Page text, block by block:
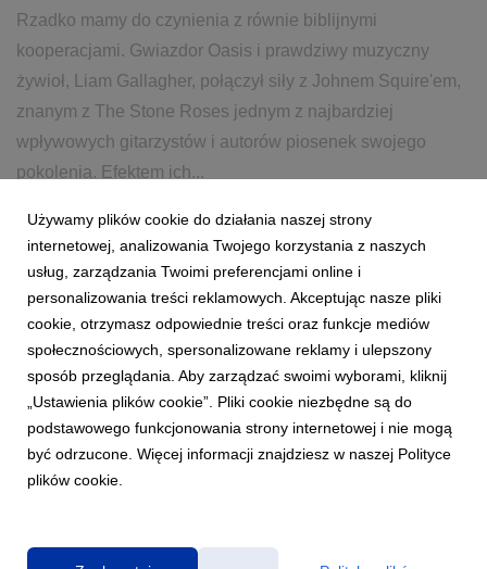
Rzadko mamy do czynienia z równie biblijnymi
kooperacjami. Gwiazdor Oasis i prawdziwy muzyczny
żywioł, Liam Gallagher, połączył siły z Johnem Squire'em,
znanym z The Stone Roses jednym z najbardziej
wpływowych gitarzystów i autorów piosenek swojego
pokolenia. Efektem ich...
5 stycznia 2024 czytaj więcej...
LIAM GALLAGHER JOHN SQUIRE
JUST ANOTHER RAINBOW
Polityka prywatności
Używamy plików cookie do działania naszej strony
internetowej, analizowania Twojego korzystania z naszych
usług, zarządzania Twoimi preferencjami online i
personalizowania treści reklamowych. Akceptując nasze pliki
cookie, otrzymasz odpowiednie treści oraz funkcje mediów
społecznościowych, spersonalizowane reklamy i ulepszony
sposób przeglądania. Aby zarządzać swoimi wyborami, kliknij
„Ustawienia plików cookie”. Pliki cookie niezbędne są do
podstawowego funkcjonowania strony internetowej i nie mogą
być odrzucone. Więcej informacji znajdziesz w naszej Polityce
plików cookie.